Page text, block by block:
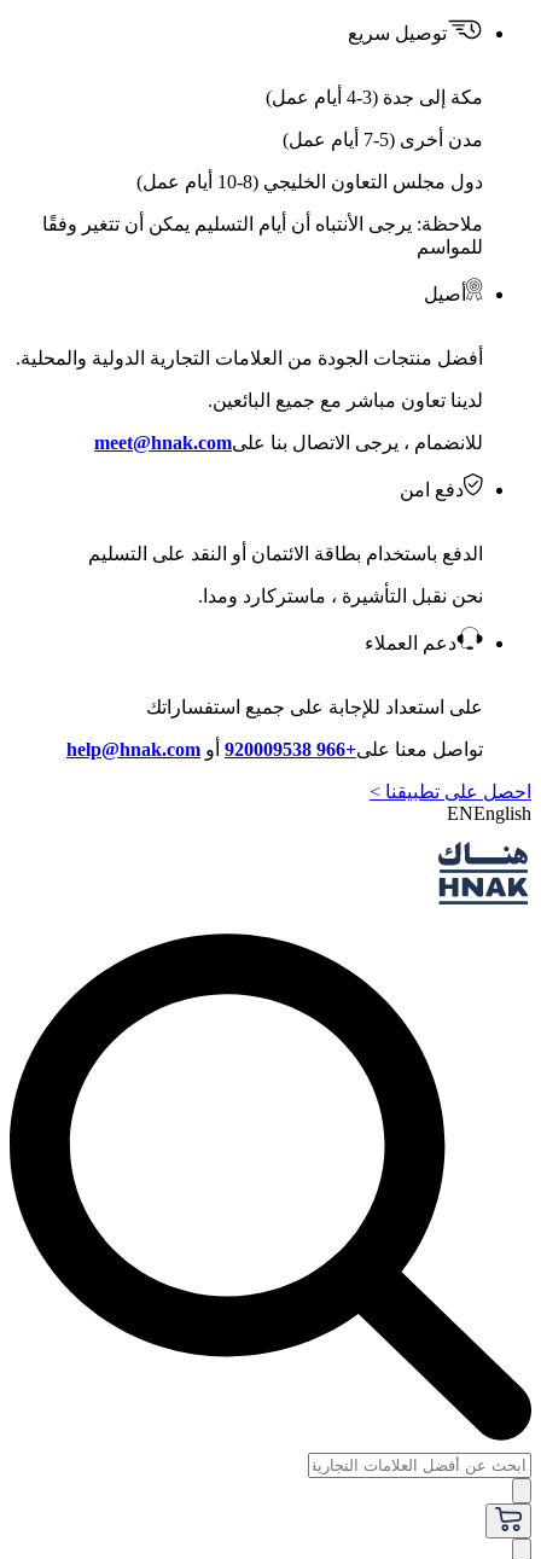
توصيل سريع
مكة إلى جدة (3-4 أيام عمل)
مدن أخرى (5-7 أيام عمل)
دول مجلس التعاون الخليجي (8-10 أيام عمل)
ملاحظة: يرجى الأنتباه أن أيام التسليم يمكن أن تتغير وفقًا
للمواسم
أصيل
أفضل منتجات الجودة من العلامات التجارية الدولية والمحلية.
لدينا تعاون مباشر مع جميع البائعين.
للانضمام ، يرجى الاتصال بنا علىmeet@hnak.com
دفع امن
الدفع باستخدام بطاقة الائتمان أو النقد على التسليم
نحن نقبل التأشيرة ، ماستركارد ومدا.
دعم العملاء
على استعداد للإجابة على جميع استفساراتك
تواصل معنا على+966 920009538 أو help@hnak.com
احصل على تطبيقنا >
ENEnglish